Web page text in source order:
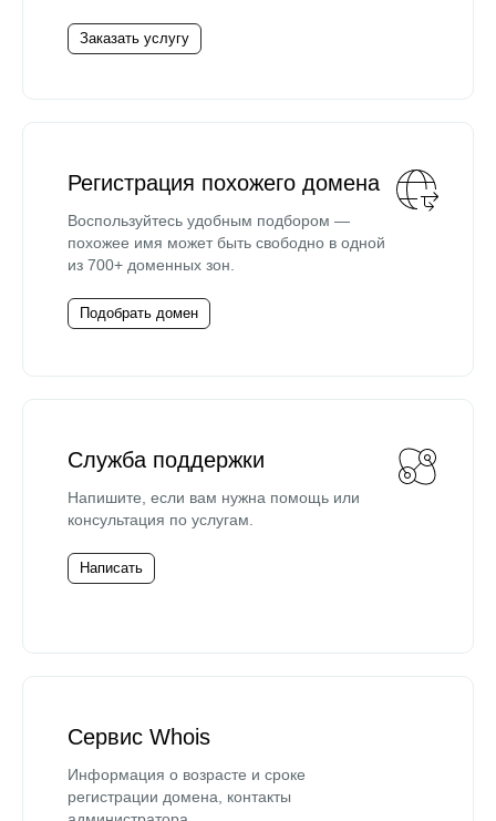
Заказать услугу
Регистрация похожего домена
Воспользуйтесь удобным подбором —
похожее имя может быть свободно в одной
из 700+ доменных зон.
Подобрать домен
Служба поддержки
Напишите, если вам нужна помощь или
консультация по услугам.
Написать
Сервис Whois
Информация о возрасте и сроке
регистрации домена, контакты